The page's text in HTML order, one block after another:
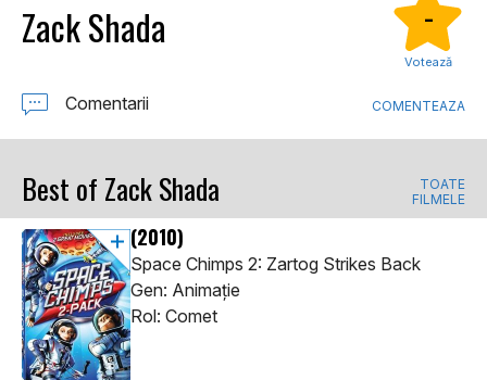
Zack Shada -
Votează
Comentarii COMENTEAZA
Best of Zack Shada
TOATE
FILMELE
(2010)
Space Chimps 2: Zartog Strikes Back
Gen: Animaţie
Rol: Comet